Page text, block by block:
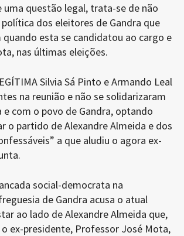
uma questão legal, trata-se de não
dos eleitores de Gandra que
quando esta se candidatou ao cargo e
nas últimas eleições.
Silvia Sá Pinto e Armando Leal
na reunião e não se solidarizaram
com o povo de Gandra, optando
o partido de Alexandre Almeida e dos
a que aludiu o agora ex-
social-democrata na
de Gandra acusa o atual
ao lado de Alexandre Almeida que,
ex-presidente, Professor José Mota,